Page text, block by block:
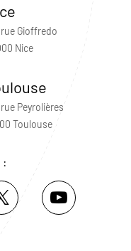
Gioffredo
Nice
Peyrolières
Toulouse
: